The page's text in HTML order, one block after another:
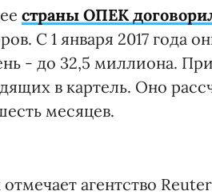
страны ОПЕК
С 1 января 2017 года
- до 32,5 миллиона.
в картель. Оно
месяцев.
отмечает агентство